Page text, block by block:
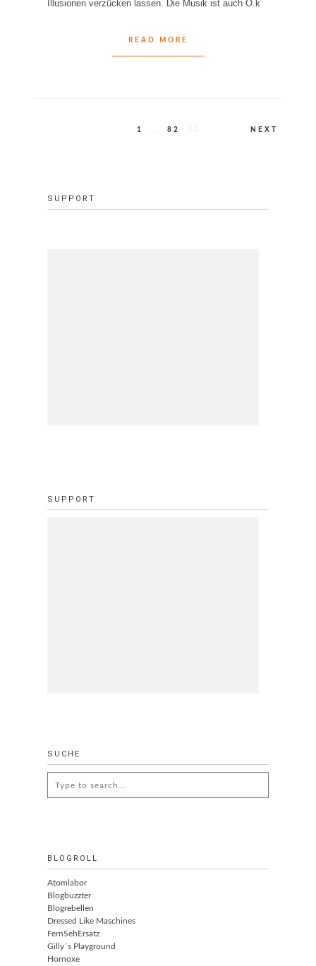
Illusionen verzücken lassen. Die Musik ist auch O.k
READ MORE
Beitragsnavigation
1 82 NEXT
SUPPORT
SUPPORT
SUCHE
for:
BLOGROLL
Atomlabor
Blogbuzzter
Blogrebellen
Dressed Like Maschines
FernSehErsatz
Gilly´s Playground
Hornoxe